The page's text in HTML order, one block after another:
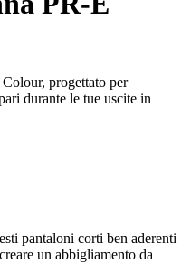
progettato per
durante le tue uscite in
pantaloni corti ben aderenti
un abbigliamento da